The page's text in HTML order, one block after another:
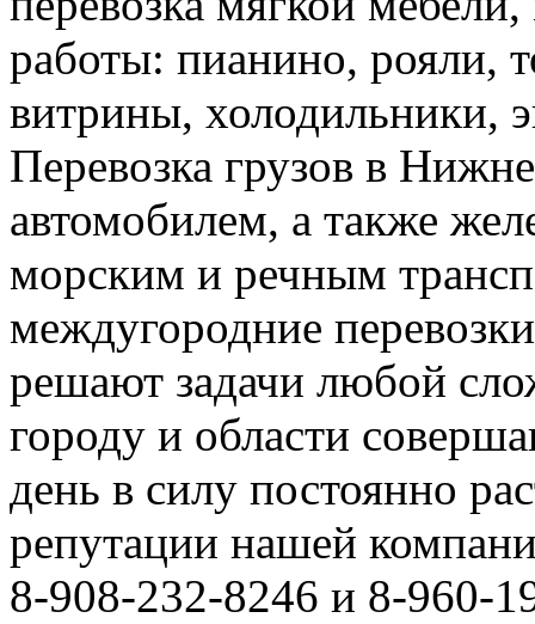
работы: пианино, рояли,
витрины, холодильники,
Перевозка грузов в
автомобилем, а также
морским и речным
междугородние
решают задачи любой
городу и области
день в силу постоянно
репутации нашей
8-908-232-8246 и 8-960-